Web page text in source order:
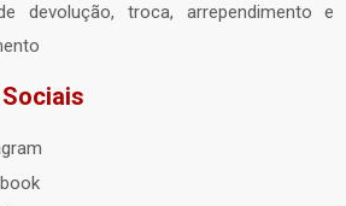
devolução, troca, arrependimento e